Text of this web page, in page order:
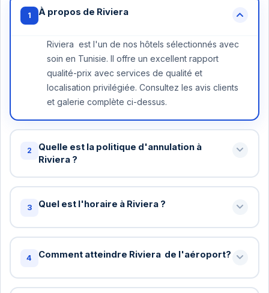
1 À propos de Riviera
Riviera est l'un de nos hôtels sélectionnés avec
soin en Tunisie. Il offre un excellent rapport
qualité-prix avec services de qualité et
localisation privilégiée. Consultez les avis clients
et galerie complète ci-dessus.
2
Quelle est la politique d'annulation à
Riviera ?
Annulation gratuite jusqu'à 48 heures avant votre
arrivée à Riviera . Au-delà, une nuit peut être
conditions différentes - vérifiez lors de la
3 Quel est l'horaire à Riviera ?
Check-in standard: 15h / Check-out standard: 11h
chez Riviera . Vous pouvez demander un check-in
disponibilité). Nous arrangerons cela gratuitement
4 Comment atteindre Riviera de l'aéroport?
Oui! Pour les réservations de 5+ nuits à Riviera , le